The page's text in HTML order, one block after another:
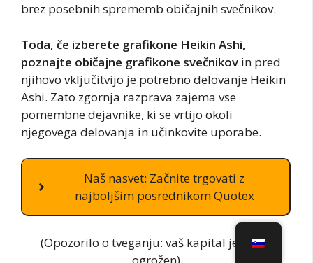
brez posebnih sprememb običajnih svečnikov.
Toda, če izberete grafikone Heikin Ashi,
poznajte običajne grafikone svečnikov in pred
njihovo vključitvijo je potrebno delovanje Heikin
Ashi. Zato zgornja razprava zajema vse
pomembne dejavnike, ki se vrtijo okoli
njegovega delovanja in učinkovite uporabe.
Naš nasvet: Začnite trgovati z
najboljšim posrednikom Quotex
(Opozorilo o tveganju: vaš kapital je lahko